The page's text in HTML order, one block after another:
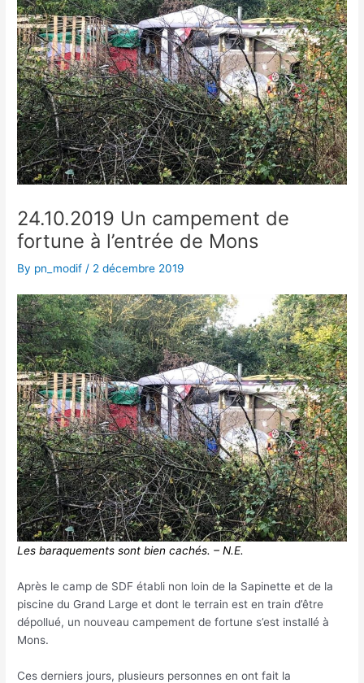
24.10.2019 Un campement de
fortune à l’entrée de Mons
By pn_modif / 2 décembre 2019
Les baraquements sont bien cachés. – N.E.
Après le camp de SDF établi non loin de la Sapinette et de la
piscine du Grand Large et dont le terrain est en train d’être
dépollué, un nouveau campement de fortune s’est installé à
Mons.
Ces derniers jours, plusieurs personnes en ont fait la